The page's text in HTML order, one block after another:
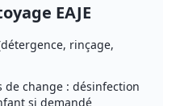
EAJE
rinçage,
de change : désinfection
si demandé